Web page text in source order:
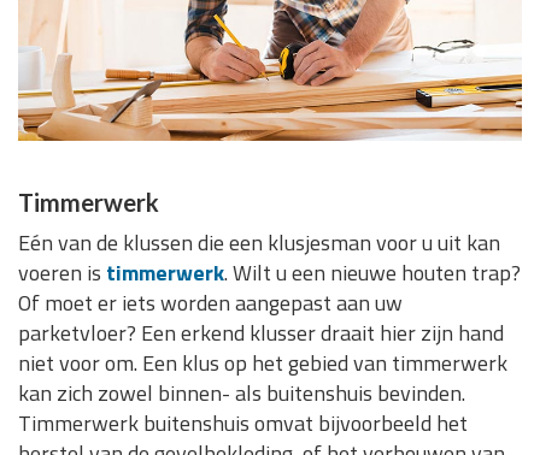
Timmerwerk
Eén van de klussen die een klusjesman voor u uit kan
voeren is timmerwerk. Wilt u een nieuwe houten trap?
Of moet er iets worden aangepast aan uw
parketvloer? Een erkend klusser draait hier zijn hand
niet voor om. Een klus op het gebied van timmerwerk
kan zich zowel binnen- als buitenshuis bevinden.
Timmerwerk buitenshuis omvat bijvoorbeeld het